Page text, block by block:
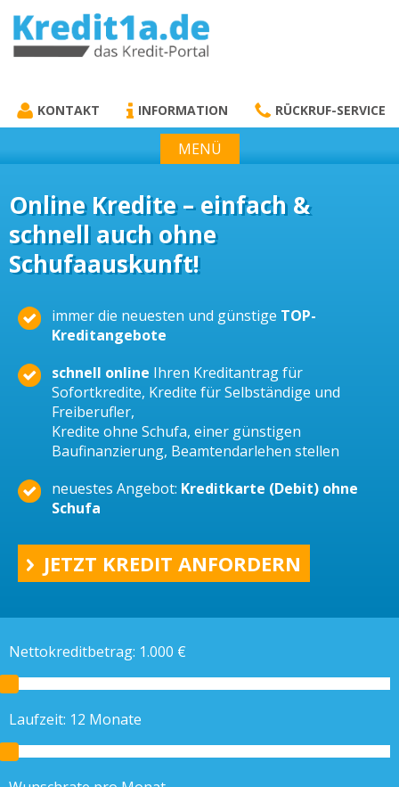
KREDIT1A.DE
KONTAKT INFORMATION RÜCKRUF-SERVICE
MENÜ
Online Kredite – einfach &
schnell auch ohne
Schufaauskunft!
immer die neuesten und günstige TOP-
Kreditangebote
schnell online Ihren Kreditantrag für
Sofortkredite, Kredite für Selbständige und
Freiberufler,
Kredite ohne Schufa, einer günstigen
Baufinanzierung, Beamtendarlehen stellen
neuestes Angebot: Kreditkarte (Debit) ohne
Schufa
JETZT KREDIT ANFORDERN
Nettokreditbetrag: 1.000 €
Laufzeit: 12 Monate